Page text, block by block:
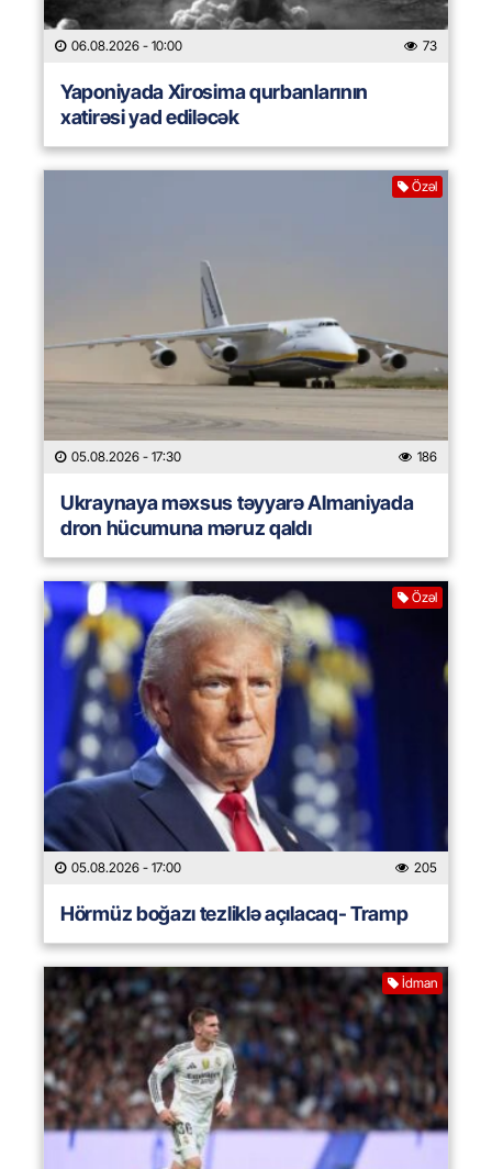
06.08.2026 - 10:00 73
Yaponiyada Xirosima qurbanlarının
xatirəsi yad ediləcək
Özəl
05.08.2026 - 17:30 186
Ukraynaya məxsus təyyarə Almaniyada
dron hücumuna məruz qaldı
Özəl
05.08.2026 - 17:00 205
Hörmüz boğazı tezliklə açılacaq- Tramp
İdman